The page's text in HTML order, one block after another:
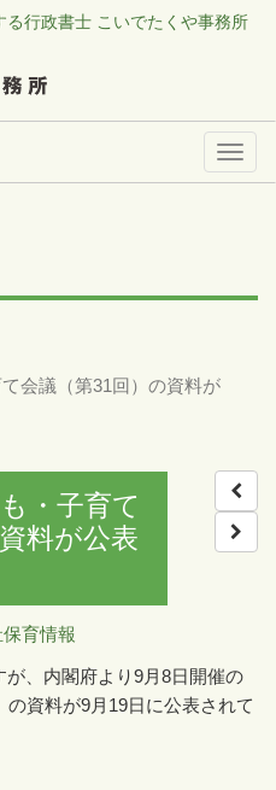
行政書士 こいでたくや事務所
メ
会議（第31回）の資料が
・子育て
料が公表
育情報
、内閣府より9月8日開催の
の資料が9月 19日に公表されて